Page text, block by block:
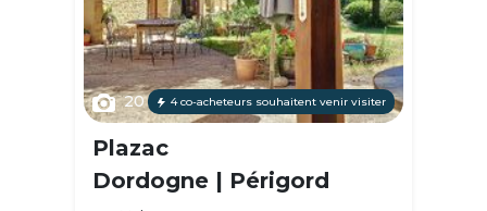
20 4 co-acheteurs souhaitent venir visiter
Plazac
Dordogne | Périgord